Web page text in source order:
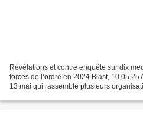
Révélations et contre enquête sur dix
forces de l’ordre en 2024 Blast,
13 mai qui rassemble plusieurs